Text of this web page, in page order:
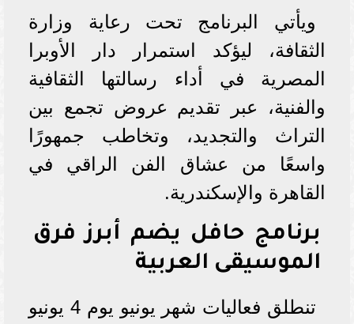
ويأتي البرنامج تحت رعاية وزارة
الثقافة، ليؤكد استمرار دار الأوبرا
المصرية في أداء رسالتها الثقافية
والفنية، عبر تقديم عروض تجمع بين
التراث والتجديد، وتخاطب جمهورًا
واسعًا من عشاق الفن الراقي في
القاهرة والإسكندرية.
برنامج حافل يضم أبرز فرق
الموسيقى العربية
تنطلق فعاليات شهر يونيو يوم 4 يونيو